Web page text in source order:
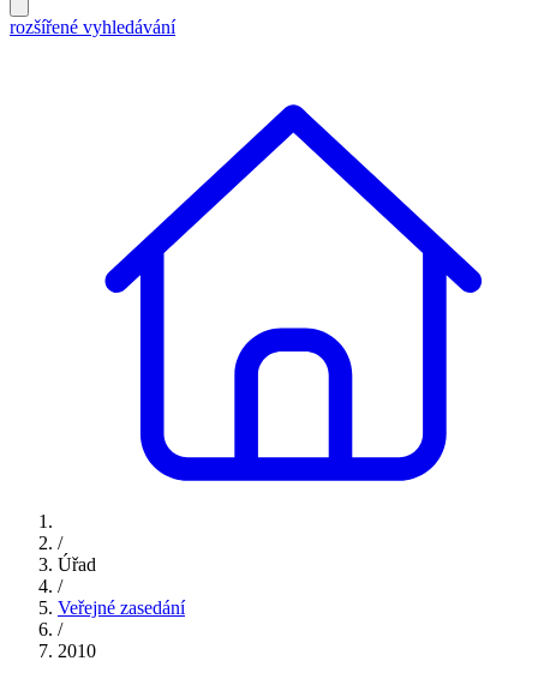
rozšířené vyhledávání
/
Úřad
/
Veřejné zasedání
/
2010